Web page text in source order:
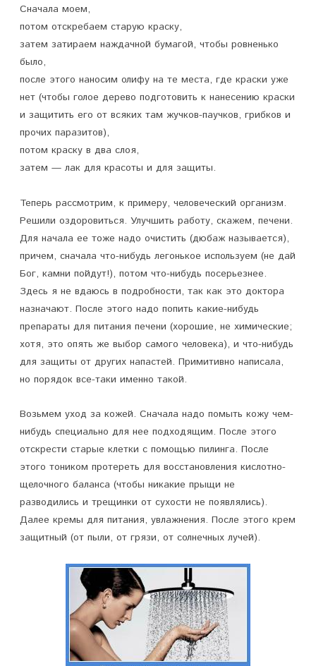
Сначала моем,
потом отскребаем старую краску,
затем затираем наждачной бумагой, чтобы ровненько
было,
после этого наносим олифу на те места, где краски уже
нет (чтобы голое дерево подготовить к нанесению краски
и защитить его от всяких там жучков-паучков, грибков и
прочих паразитов),
потом краску в два слоя,
затем — лак для красоты и для защиты.
Теперь рассмотрим, к примеру, человеческий организм.
Решили оздоровиться. Улучшить работу, скажем, печени.
Для начала ее тоже надо очистить (дюбаж называется),
причем, сначала что-нибудь легонькое используем (не дай
Бог, камни пойдут!), потом что-нибудь посерьезнее.
Здесь я не вдаюсь в подробности, так как это доктора
назначают. После этого надо попить какие-нибудь
препараты для питания печени (хорошие, не химические;
хотя, это опять же выбор самого человека), и что-нибудь
для защиты от других напастей. Примитивно написала,
но порядок все-таки именно такой.
Возьмем уход за кожей. Сначала надо помыть кожу чем-
нибудь специально для нее подходящим. После этого
отскрести старые клетки с помощью пилинга. После
этого тоником протереть для восстановления кислотно-
щелочного баланса (чтобы никакие прыщи не
разводились и трещинки от сухости не появлялись).
Далее кремы для питания, увлажнения. После этого крем
защитный (от пыли, от грязи, от солнечных лучей).